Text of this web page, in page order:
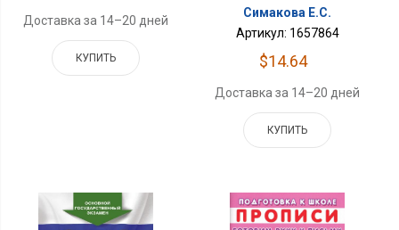
Доставка за 14–20 дней
КУПИТЬ
Симакова Е.С.
Артикул: 1657864
$14.64
Доставка за 14–20 дней
КУПИТЬ